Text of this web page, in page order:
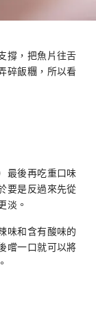
撐，把魚片往舌
碎飯糰，所以看
最後再吃重口味
要是反過來先從
淡。
味和含有酸味的
嚐一口就可以將